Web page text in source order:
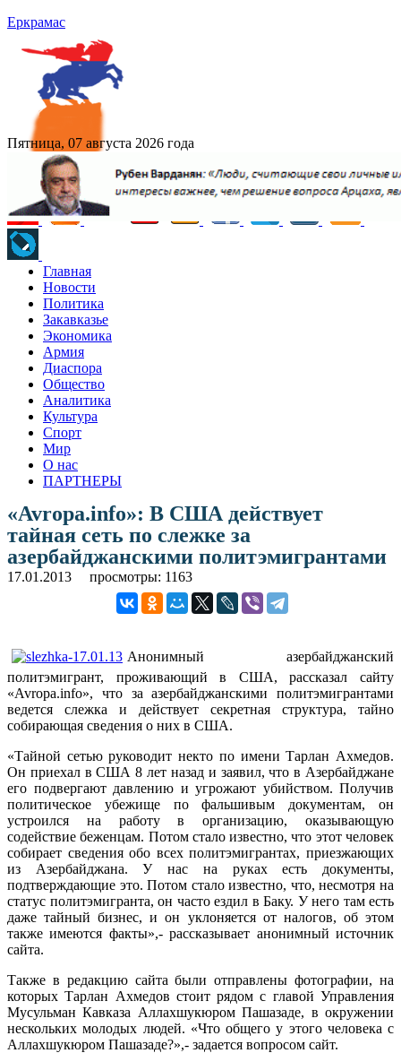
Еркрамас
Пятница, 07 августа 2026 года
Главная
Новости
Политика
Закавказье
Экономика
Армия
Диаспора
Общество
Аналитика
Культура
Спорт
Мир
О нас
ПАРТНЕРЫ
«Avropa.info»: В США действует
тайная сеть по слежке за
азербайджанскими политэмигрантами
17.01.2013 просмотры: 1163
Анонимный азербайджанский
политэмигрант, проживающий в США, рассказал сайту
«Avropa.info», что за азербайджанскими политэмигрантами
ведется слежка и действует секретная структура, тайно
собирающая сведения о них в США.
«Тайной сетью руководит некто по имени Тарлан Ахмедов.
Он приехал в США 8 лет назад и заявил, что в Азербайджане
его подвергают давлению и угрожают убийством. Получив
политическое убежище по фальшивым документам, он
устроился на работу в организацию, оказывающую
содействие беженцам. Потом стало известно, что этот человек
собирает сведения обо всех политэмигрантах, приезжающих
из Азербайджана. У нас на руках есть документы,
подтверждающие это. Потом стало известно, что, несмотря на
статус политэмигранта, он часто ездил в Баку. У него там есть
даже тайный бизнес, и он уклоняется от налогов, об этом
также имеются факты»,- рассказывает анонимный источник
сайта.
Также в редакцию сайта были отправлены фотографии, на
которых Тарлан Ахмедов стоит рядом с главой Управления
Мусульман Кавказа Аллахшукюром Пашазаде, в окружении
нескольких молодых людей. «Что общего у этого человека с
Аллахшукюром Пашазаде?»,- задается вопросом сайт.